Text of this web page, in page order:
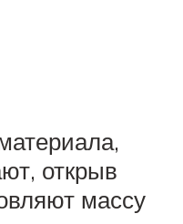
открыв
массу